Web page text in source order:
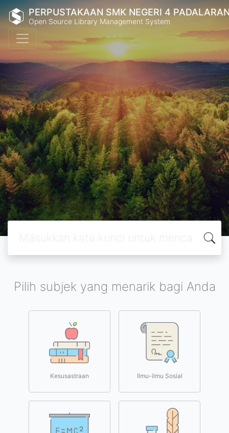
PERPUSTAKAAN SMK NEGERI 4
Open Source Library Management System
Pilih subjek yang menarik bagi Anda
Kesusastraan Ilmu-ilmu Sosial